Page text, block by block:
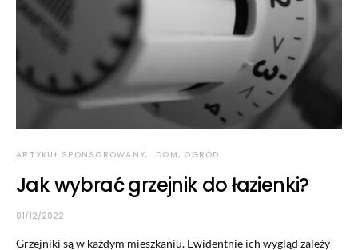
ARTYKUŁ SPONSOROWANY DOM, OGRÓD
Jak wybrać grzejnik do łazienki?
01/12/2022
Grzejniki są w każdym mieszkaniu. Ewidentnie ich wygląd zależy